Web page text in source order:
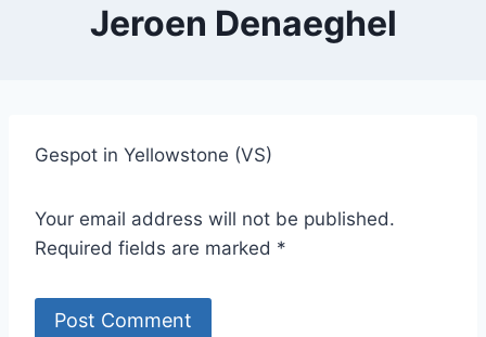
Jeroen Denaeghel
Gespot in Yellowstone (VS)
Your email address will not be published.
Required fields are marked *